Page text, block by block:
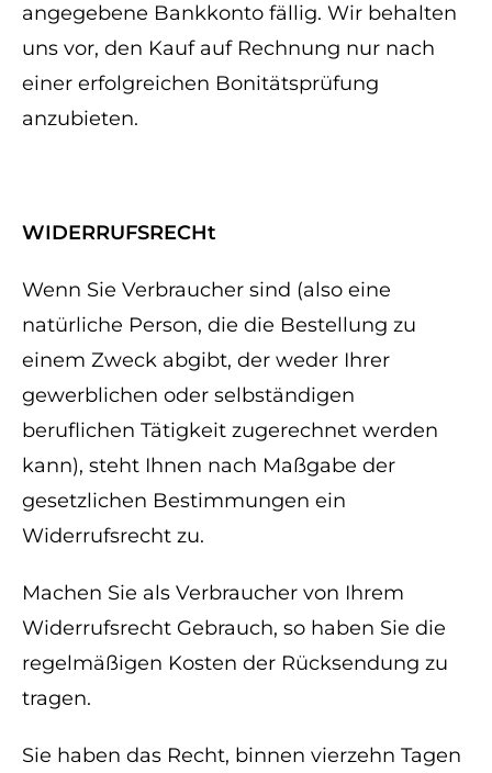
angegebene Bankkonto fällig. Wir behalten
uns vor, den Kauf auf Rechnung nur nach
einer erfolgreichen Bonitätsprüfung
anzubieten.
WIDERRUFSRECHt
Wenn Sie Verbraucher sind (also eine
natürliche Person, die die Bestellung zu
einem Zweck abgibt, der weder Ihrer
gewerblichen oder selbständigen
beruflichen Tätigkeit zugerechnet werden
kann), steht Ihnen nach Maßgabe der
gesetzlichen Bestimmungen ein
Widerrufsrecht zu.
Machen Sie als Verbraucher von Ihrem
Widerrufsrecht Gebrauch, so haben Sie die
regelmäßigen Kosten der Rücksendung zu
tragen.
Sie haben das Recht, binnen vierzehn Tagen